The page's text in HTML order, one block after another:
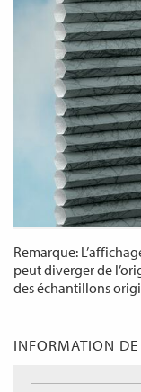
Remarque:
peut diverger de
des échantillons
INFORMATION